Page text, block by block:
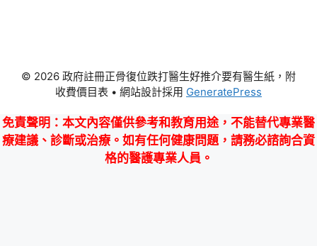
© 2026 政府註冊正骨復位跌打醫生好推介要有醫生紙，附
收費價目表 • 網站設計採用 GeneratePress
免責聲明 ：本文內容僅供參考和教育用途，不能替代專業醫
療建議、診斷或治療。如有任何健康問題，請務必諮詢合資
格的醫護專業人員。